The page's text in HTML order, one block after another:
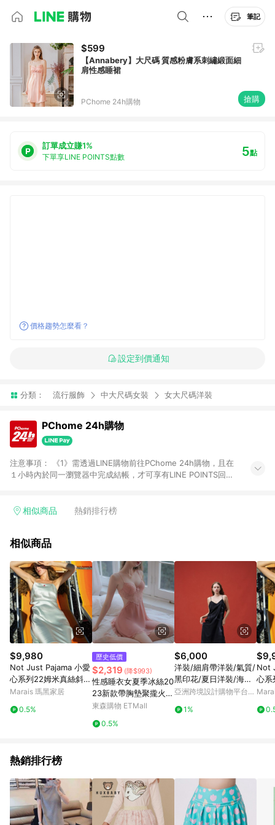
筆記
$599
【Annabery】大尺碼 質感粉膚系刺繡緞面細
肩性感睡裙
PChome 24h購物 搶購
訂單成立賺1%
下單享LINE POINTS點數 5點
價格趨勢怎麼看？
設定到價通知
分類： 流行服飾 中大尺碼女裝 女大尺碼洋裝
PChome 24h購物
注意事項： 《1》需透過LINE購物前往PChome 24h購物，且在
１小時內於同一瀏覽器中完成結帳，才可享有LINE POINTS回饋
在點數回饋範圍內。 《3》如取消訂單、退貨、購物中登出
品、票券、訂閱方案、PChome儲值商品、企業專區/企業採購、
值點數、點數/禮物卡 [2025/2/16起適用] - 票券全品項
[2026/6/2起適用] 《5》回饋點數的計算將會排除【訂單活動折
扣 (含折價券折扣)】、【P幣扣抵】、【現金積點扣抵】及【訂單
運費】等金額。 《6》符合LINE POINTS回饋資格之訂單將於商
家訂單頁面標示「LINE回饋」，若無此標示則 不符合回饋LINE
POINTS點數資格亦不得使用點數紅包 。 《7》LINE購物設有
「單一商品最高回饋點數」機制 (特殊活動時開放「回饋無上
限」)，以同一訂單中同一商品不論件數計算，並依訂單成立時間
當下LINE購物所設定的回饋機制為準。 《8》LINE購物為購物資
訊整合性平台，商品資料更新會有時間差，如顯示之商品規格、
顏色、價位、贈品與PChome 24h購物銷售網頁不符，以銷售網
頁標示為準！
相似商品 熱銷排行榜
相似商品
$9,980
Not Just Pajama 小愛
心系列22姆米真絲斜裁
吊帶裙/絲綢洋裝 - 本
Marais 瑪黑家居
0.5%
歷史低價
$2,319 (降$993)
性感睡衣女夏季冰絲20
23新款帶胸墊聚攏火辣
私房吊帶真絲蕾絲睡裙
東森購物 ETMall
0.5%
$6,000
洋裝/細肩帶洋裝/氣質/
黑印花/夏日洋裝/海邊/
浪漫/印花/INF/25SS
亞洲跨境設計購物平台
1%
Not
心系
吊
熱銷排行榜